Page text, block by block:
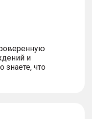
и
знаете, что